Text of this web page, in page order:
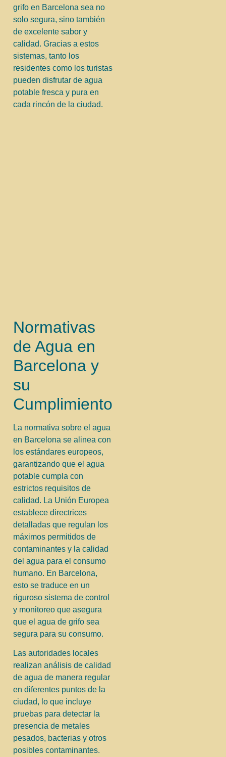
grifo en Barcelona sea no
solo segura, sino también
de excelente sabor y
calidad. Gracias a estos
sistemas, tanto los
residentes como los turistas
pueden disfrutar de agua
potable fresca y pura en
cada rincón de la ciudad.
Normativas
de Agua en
Barcelona y
su
Cumplimiento
La normativa sobre el agua
en Barcelona se alinea con
los estándares europeos,
garantizando que el agua
potable cumpla con
estrictos requisitos de
calidad. La Unión Europea
establece directrices
detalladas que regulan los
máximos permitidos de
contaminantes y la calidad
del agua para el consumo
humano. En Barcelona,
esto se traduce en un
riguroso sistema de control
y monitoreo que asegura
que el agua de grifo sea
segura para su consumo.
Las autoridades locales
realizan análisis de calidad
de agua de manera regular
en diferentes puntos de la
ciudad, lo que incluye
pruebas para detectar la
presencia de metales
pesados, bacterias y otros
posibles contaminantes.